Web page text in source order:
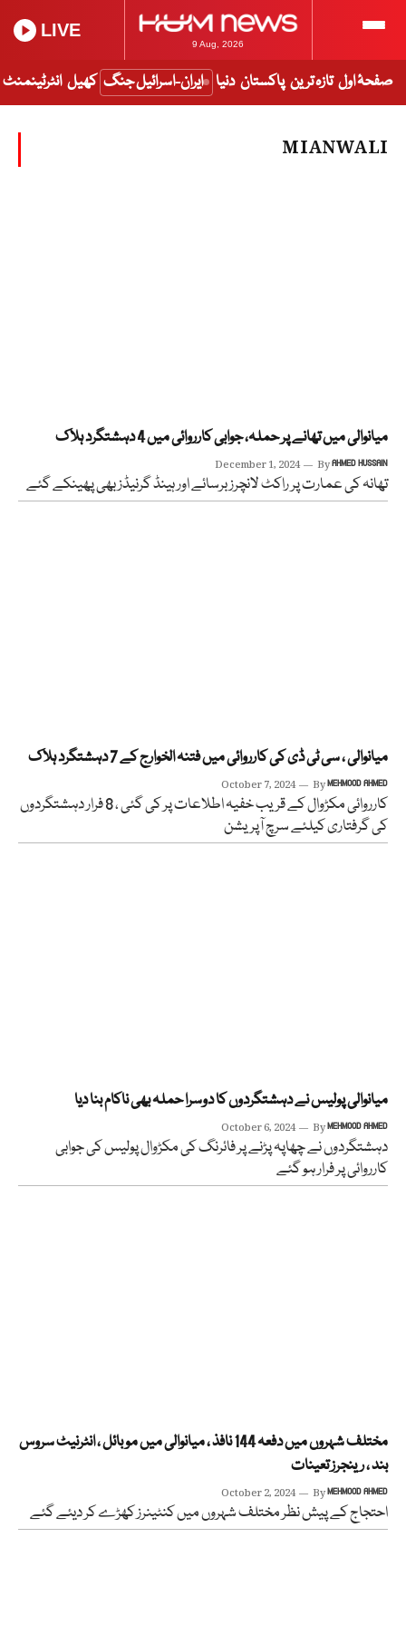
9 Aug, 2026
LIVE
صفحۂ اول تازہ ترین پاکستان دنیا ایران-اسرائیل جنگ کھیل انٹرٹینمنٹ
MIANWALI
میانوالی میں تھانے پر حملہ، جوابی کارروائی میں 4 دہشتگرد ہلاک
December 1, 2024 ByAHMED HUSSAIN
تھانہ کی عمارت پر راکٹ لانچرز برسائے اور ہینڈ گرنیڈز بھی پھینکے گئے
میانوالی ، سی ٹی ڈی کی کارروائی میں فتنہ الخوارج کے 7 دہشتگرد ہلاک
October 7, 2024 ByMEHMOOD AHMED
کارروائی مکڑوال کے قریب خفیہ اطلاعات پر کی گئی ، 8 فرار دہشتگردوں
کی گرفتاری کیلئے سرچ آپریشن
میانوالی پولیس نے دہشتگردوں کا دوسرا حملہ بھی ناکام بنا دیا
October 6, 2024 ByMEHMOOD AHMED
دہشتگردوں نے چھاپہ پڑنے پر فائرنگ کی مکڑوال پولیس کی جوابی
کارروائی پر فرار ہو گئے
مختلف شہروں میں دفعہ 144 نافذ ، میانوالی میں موبائل ، انٹرنیٹ سروس
بند ، رینجرز تعینات
October 2, 2024 ByMEHMOOD AHMED
احتجاج کے پیش نظر مختلف شہروں میں کنٹینرز کھڑے کر دیئے گئے